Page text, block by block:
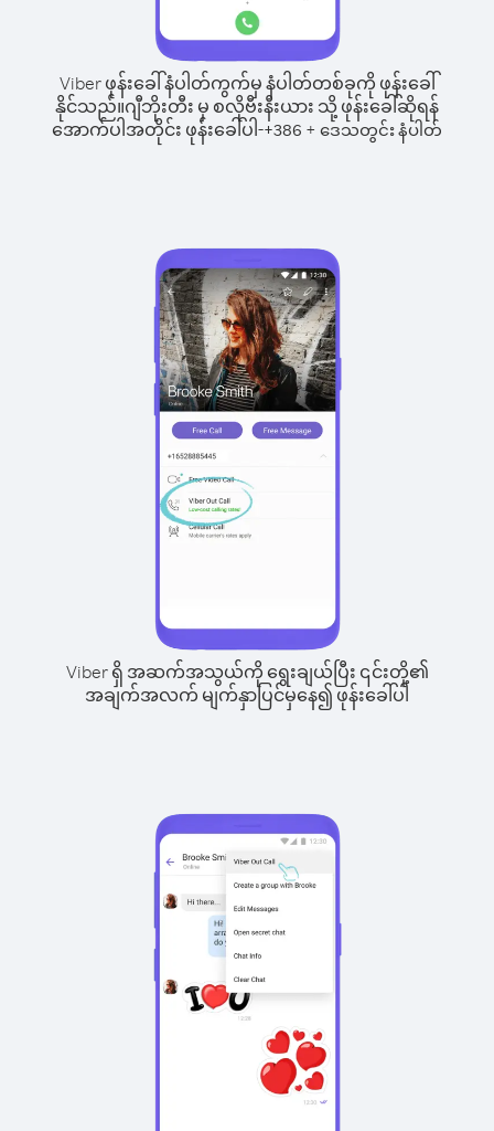
Viber ဖုန်းခေါ်နံပါတ်ကွက်မှ နံပါတ်တစ်ခုကို ဖုန်းခေါ်
နိုင်သည်။ဂျီဘိုးတီး မှ စလိုဗီးနီးယား သို့ ဖုန်းခေါ်ဆိုရန်
အောက်ပါအတိုင်း ဖုန်းခေါ်ပါ-+386 + ဒေသတွင်း နံပါတ်
Viber ရှိ အဆက်အသွယ်ကို ရွေးချယ်ပြီး ၎င်းတို့၏
အချက်အလက် မျက်နှာပြင်မှနေ၍ ဖုန်းခေါ်ပါ